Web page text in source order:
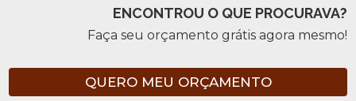
ENCONTROU O QUE PROCURAVA?
Faça seu orçamento grátis agora mesmo!
QUERO MEU ORÇAMENTO